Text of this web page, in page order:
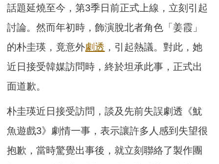
話題延燒至今，第3季日前正式上線，立刻引起
討論。然而年初時，飾演脫北者角色「姜霞」
的朴圭瑛，竟意外劇透 ，引起熱議。對此，她
近日接受韓媒訪問時，終於坦承此事，正式出
面道歉。
朴圭瑛近日接受訪問，談及先前失誤劇透《魷
魚遊戲3》劇情一事，表示讓許多人感到失望很
抱歉，當時驚覺出事後，就立刻聯絡了製作團